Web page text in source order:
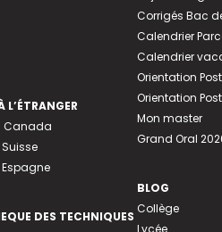
L’ÉTRANGER
Canada
DES TECHNIQUES
Corrigés Bac
Calendrier
Calendrier
Orientation
Orientation
Mon master
Grand Oral
BLOG
Collège
Lycée